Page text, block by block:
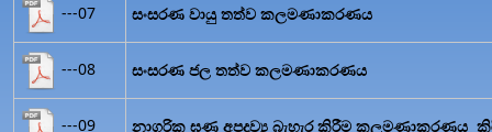
---07 සංසරණ වායු තත්ව කලමණාකරණය
---08 සංසරණ ජල තත්ව කලමණාකරණය
---09 නාගරික ඝණ අපද්‍රව්‍ය බැහැර කිරීම කලමණාකරණය